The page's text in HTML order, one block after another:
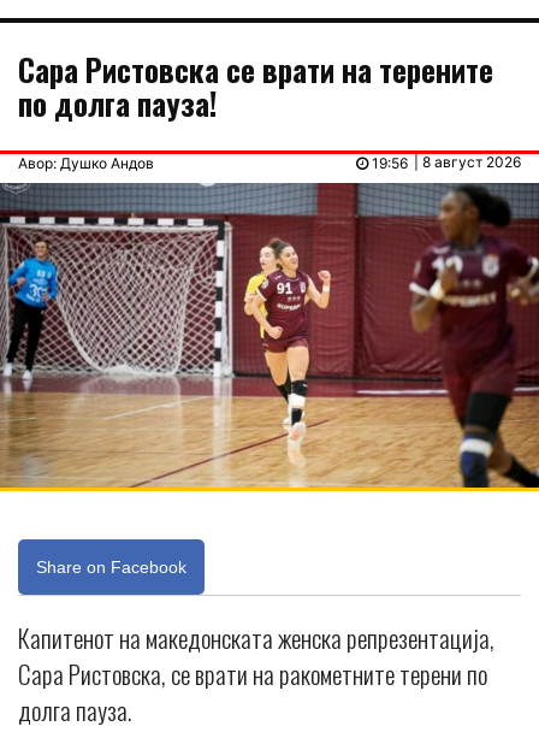
Сара Ристовска се врати на терените
по долга пауза!
Авор: Душко Андов | 8 август 2026
19:56
Share on Facebook
Капитенот на македонската женска репрезентација,
Сара Ристовска, се врати на ракометните терени по
долга пауза.